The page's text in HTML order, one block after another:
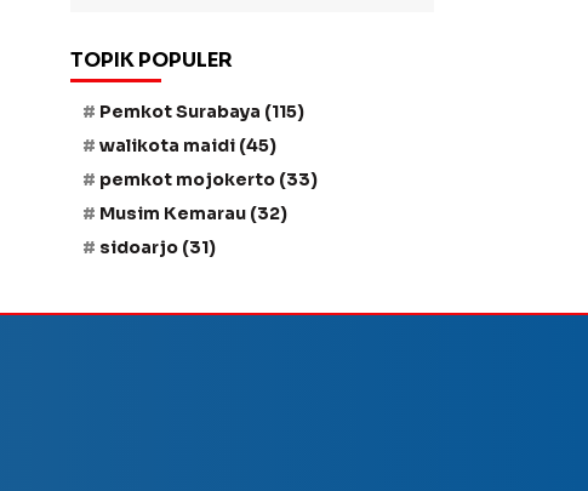
TOPIK POPULER
Pemkot Surabaya (115)
walikota maidi (45)
pemkot mojokerto (33)
Musim Kemarau (32)
sidoarjo (31)